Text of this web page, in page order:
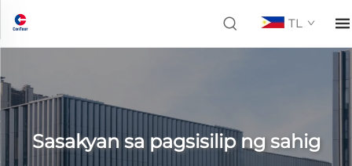
TL
Sasakyan sa pagsisilip ng sahig